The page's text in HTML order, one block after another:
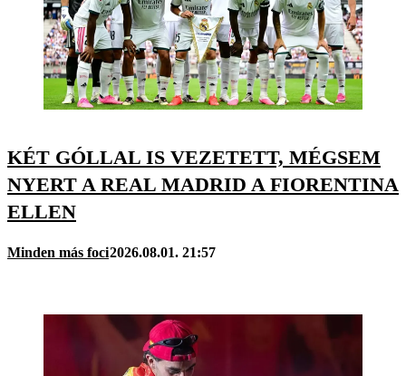
KÉT GÓLLAL IS VEZETETT, MÉGSEM
NYERT A REAL MADRID A FIORENTINA
ELLEN
Minden más foci2026.08.01. 21:57